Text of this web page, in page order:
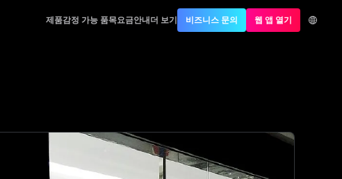
제품감정 가능 품목요금안내더 보기 비즈니스 문의 웹 앱 열기